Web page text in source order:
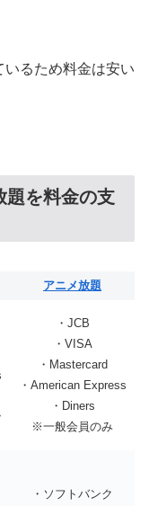
るため料金は安い
を料金の支
アニメ放題
・JCB
・VISA
・Mastercard
・American Express
・Diners
※一般会員のみ
・ソフトバンク